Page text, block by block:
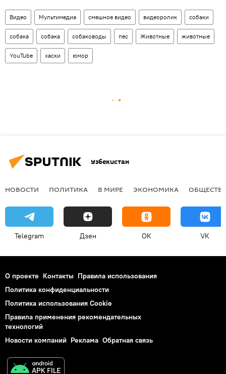
Видео Мультимедиа смешное видео видеоролик собаки
собака собака собаководы пес Животные животные
YouTube хаски юмор
Узбекистан
НОВОСТИ ПОЛИТИКА В МИРЕ ЭКОНОМИКА
Telegram Дзен OK VK
О проекте Контакты Правила использования
Политика конфиденциальности
Политика использования Cookie
Правила применения рекомендательных
технологий
Новости компаний Реклама Обратная связь